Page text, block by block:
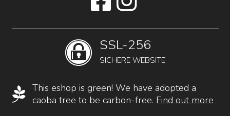
SSL-256
SICHERE WEBSITE
This eshop is green! We have adopted a
caoba tree to be carbon-free. Find out more